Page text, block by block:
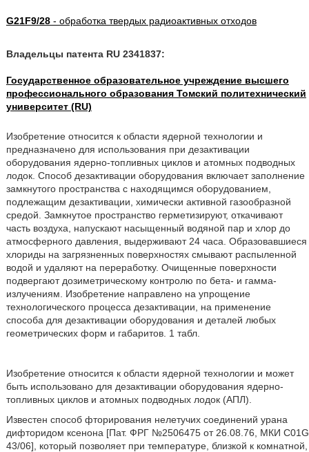
G21F9/28- обработка твердых радиоактивных отходов
Владельцы патента RU 2341837:
Государственное образовательное учреждение высшего
профессионального образования Томский политехнический
университет (RU)
Изобретение относится к области ядерной технологии и
предназначено для использования при дезактивации
оборудования ядерно-топливных циклов и атомных подводных
лодок. Способ дезактивации оборудования включает заполнение
замкнутого пространства с находящимся оборудованием,
подлежащим дезактивации, химически активной газообразной
средой. Замкнутое пространство герметизируют, откачивают
часть воздуха, напускают насыщенный водяной пар и хлор до
атмосферного давления, выдерживают 24 часа. Образовавшиеся
хлориды на загрязненных поверхностях смывают распыленной
водой и удаляют на переработку. Очищенные поверхности
подвергают дозиметрическому контролю по бета- и гамма-
излучениям. Изобретение направлено на упрощение
технологического процесса дезактивации, на применение
способа для дезактивации оборудования и деталей любых
геометрических форм и габаритов. 1 табл.
Изобретение относится к области ядерной технологии и может
быть использовано для дезактивации оборудования ядерно-
топливных циклов и атомных подводных лодок (АПЛ).
Известен способ фторирования нелетучих соединений урана
дифторидом ксенона [Пат. ФРГ №2506475 от 26.08.76, МКИ С01G
43/06], который позволяет при температуре, близкой к комнатной,